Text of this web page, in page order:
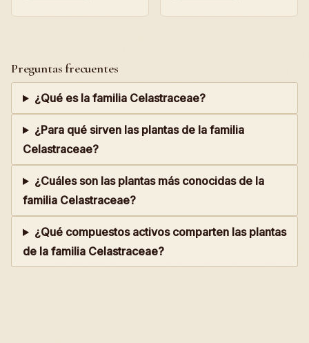
Preguntas frecuentes
¿Qué es la familia Celastraceae?
¿Para qué sirven las plantas de la familia
Celastraceae?
¿Cuáles son las plantas más conocidas de la
familia Celastraceae?
¿Qué compuestos activos comparten las plantas
de la familia Celastraceae?